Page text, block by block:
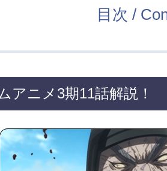
目次 /
アニメ3期11話解説！